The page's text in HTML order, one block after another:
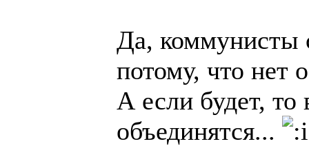
Да, коммунисты
потому, что нет
А если будет,
объединятся...